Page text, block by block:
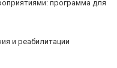
программа для
и реабилитации